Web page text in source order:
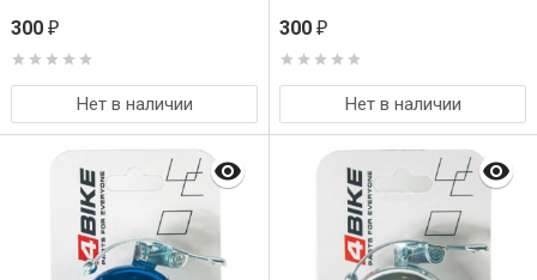
300 ₽
Нет в наличии
300 ₽
Нет в наличии